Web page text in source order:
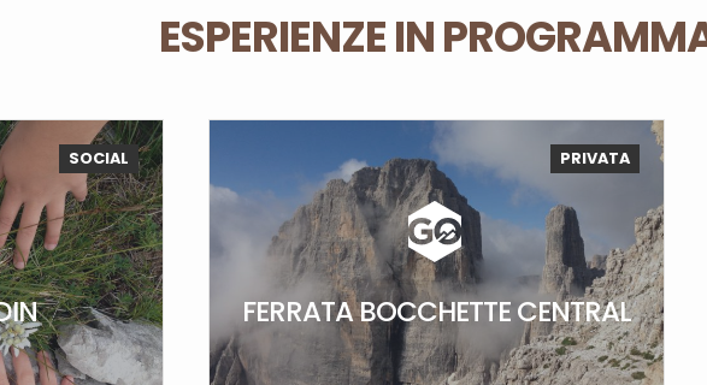
ESPERIENZE IN
SOCIAL
FERRATA BOCCHETTE CENTRAL
PRIVATA